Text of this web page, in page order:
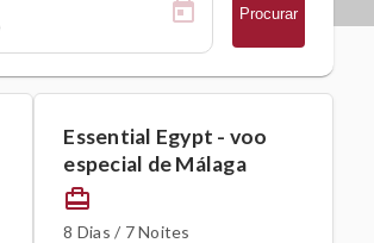
Procurar
Essential Egypt - voo
especial de Málaga
card_travel
8 Dias / 7 Noites